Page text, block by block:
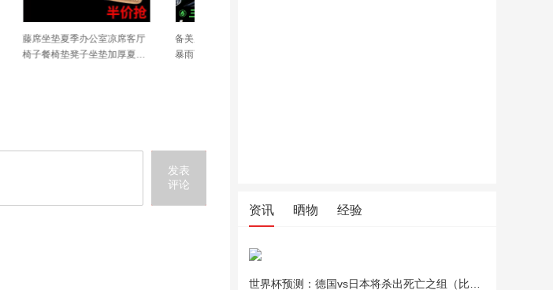
客厅
夏天
备美摩托车骑行服女款全身防
暴雨雨衣成人外穿分体式套装
发表
评论
资讯 晒物 经验